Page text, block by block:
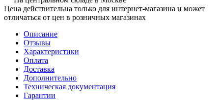
Цена действительна только для интернет-магазина и может
отличаться от цен в розничных магазинах
Описание
Отзывы
Характеристики
Оплата
Доставка
Дополнительно
Техническая документация
Гарантии